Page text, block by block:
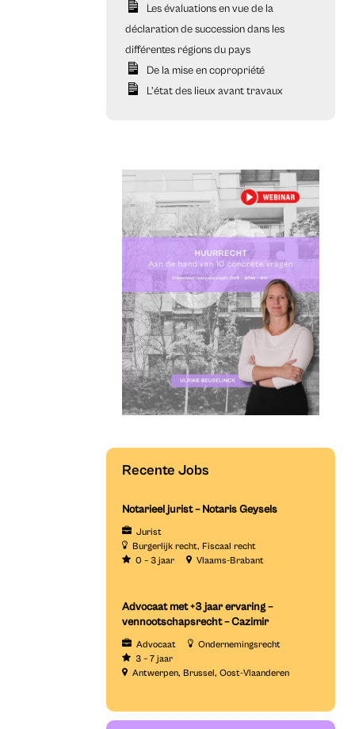
Les évaluations en vue de la
déclaration de succession dans les
différentes régions du pays
De la mise en copropriété
L’état des lieux avant travaux
Recente Jobs
Notarieel jurist – Notaris Geysels
Jurist
Burgerlijk recht Fiscaal recht
0 – 3 jaar
Vlaams-Brabant
Advocaat met +3 jaar ervaring –
vennootschapsrecht – Cazimir
Advocaat
Ondernemingsrecht
3 – 7 jaar
Antwerpen Brussel Oost-Vlaanderen